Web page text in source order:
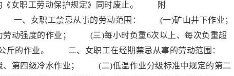
《女职工劳动保护规定》同时废止。 附
工禁忌从事的劳动范围： (一)矿山井下作业；
动强度的作业； (三)每小时负重6次以上、每次负重超
斤的作业。 二、女职工在经期禁忌从事的劳动范围：
第四级冷水作业； (二)低温作业分级标准中规定的第二